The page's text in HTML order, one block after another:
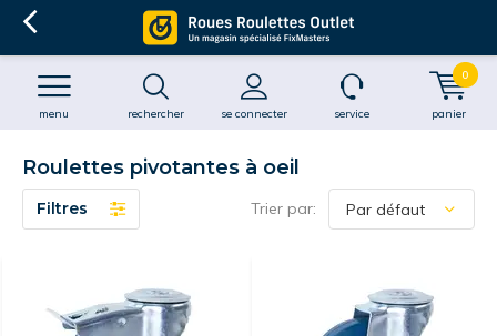
rechercher se connecter
menu service panier
0
Roulettes pivotantes à oeil
Filtres Trier par: